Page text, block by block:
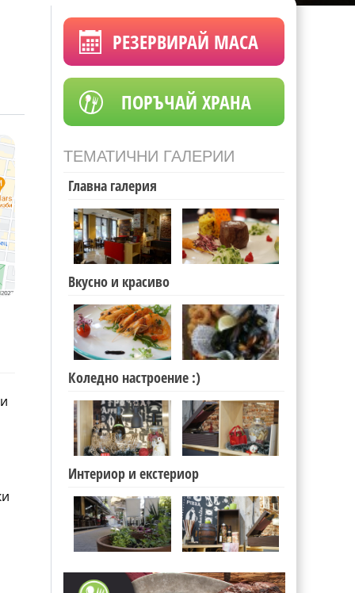
РЕЗЕРВИРАЙ МАСА
ПОРЪЧАЙ ХРАНА
ТЕМАТИЧНИ ГАЛЕРИИ
Главна галерия
Вкусно и красиво
Коледно настроение :)
Интериор и екстериор